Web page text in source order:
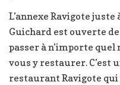
L’annexe Ravigote
Guichard est ouverte de
passer à n’importe
vous y restaurer. C’est
restaurant Ravigote